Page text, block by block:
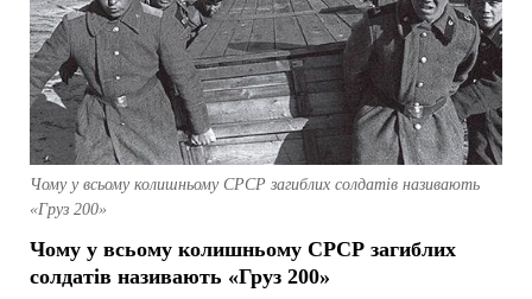
Чому у всьому колишньому СРСР загиблих солдатів називають
«Груз 200»
Чому у всьому колишньому СРСР загиблих
солдатів називають «Груз 200»